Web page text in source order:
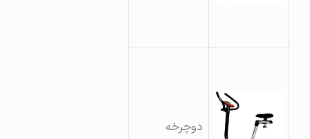
دوچرخه